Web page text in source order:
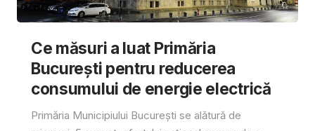
Ce măsuri a luat Primăria
București pentru reducerea
consumului de energie electrică
Primăria Municipiului București se alătură de